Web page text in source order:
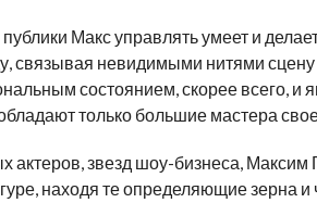
Макс управлять умеет и
связывая невидимыми нитями сцену
состоянием, скорее всего, и
только большие мастера
актеров, звезд шоу-бизнеса, Максим
находя те определяющие зерна и